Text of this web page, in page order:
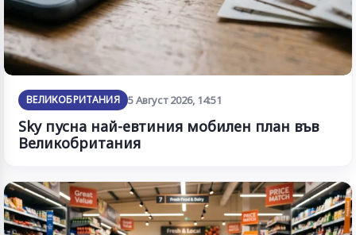
ВЕЛИКОБРИТАНИЯ 5 Август 2026, 14:51
Sky пусна най-евтиния мобилен план във
Великобритания